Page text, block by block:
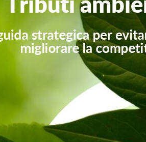
Energy
Management
Normative
e
Compliance
Corporate
governance
Digital
for
ESG